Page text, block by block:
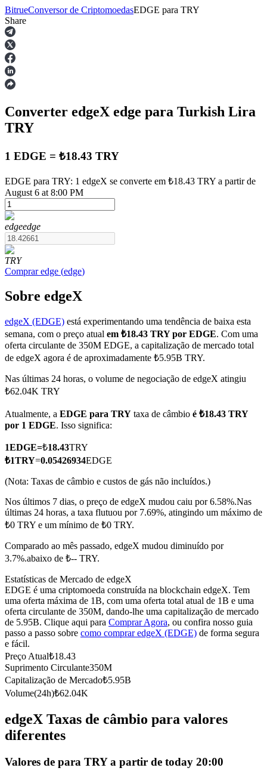
Futuros
Futuros de USDT
Futuros usando USDT como garantia
Futuros COIN-M
Futuros de criptomoeda
TradFi
Futuros de USDC
Futuros usando USDC como garantia
Copiar Trading
Junte-se aos principais traders
BitrueConversor de CriptomoedasEDGE para TRY
Share
Converter edgeX edge para Turkish Lira
TRY
1 EDGE = ₺18.43 TRY
EDGE para TRY: 1 edgeX se converte em ₺18.43 TRY a partir de
August 6 at 8:00 PM
edgeedge
TRY
Comprar edge (edge)
Sobre edgeX
edgeX (EDGE) está experimentando uma tendência de baixa esta
semana, com o preço atual em ₺18.43 TRY por EDGE. Com uma
oferta circulante de 350M EDGE, a capitalização de mercado total
de edgeX agora é de aproximadamente ₺5.95B TRY.
Nas últimas 24 horas, o volume de negociação de edgeX atingiu
₺62.04K TRY
Atualmente, a EDGE para TRY taxa de câmbio é ₺18.43 TRY
por 1 EDGE. Isso significa:
1EDGE=₺18.43TRY
₺1TRY=0.05426934EDGE
(Nota: Taxas de câmbio e custos de gás não incluídos.)
Nos últimos 7 dias, o preço de edgeX mudou caiu por 6.58%.Nas
últimas 24 horas, a taxa flutuou por 7.69%, atingindo um máximo de
₺0 TRY e um mínimo de ₺0 TRY.
Comparado ao mês passado, edgeX mudou diminuído por
3.7%.abaixo de ₺-- TRY.
Estatísticas de Mercado de edgeX
EDGE é uma criptomoeda construída na blockchain edgeX. Tem
uma oferta máxima de 1B, com uma oferta total atual de 1B e uma
oferta circulante de 350M, dando-lhe uma capitalização de mercado
de 5.95B. Clique aqui para Comprar Agora, ou confira nosso guia
passo a passo sobre como comprar edgeX (EDGE) de forma segura
e fácil.
Preço Atual₺18.43
Suprimento Circulante350M
Capitalização de Mercado₺5.95B
Volume(24h)₺62.04K
edgeX Taxas de câmbio para valores
diferentes
Valores de para TRY a partir de today 20:00